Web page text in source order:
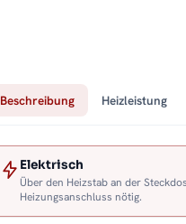
Beschreibung Heizleistung
Elektrisch
Über den Heizstab an der
Heizungsanschluss nötig.